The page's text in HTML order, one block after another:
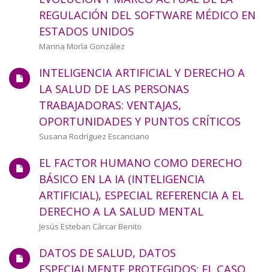
REGULACIÓN DEL SOFTWARE MÉDICO EN
ESTADOS UNIDOS
Autor/a
Marina Morla González
INTELIGENCIA ARTIFICIAL Y DERECHO A
LA SALUD DE LAS PERSONAS
TRABAJADORAS: VENTAJAS,
OPORTUNIDADES Y PUNTOS CRÍTICOS
Autor/a
Susana Rodríguez Escanciano
EL FACTOR HUMANO COMO DERECHO
BÁSICO EN LA IA (INTELIGENCIA
ARTIFICIAL), ESPECIAL REFERENCIA A EL
DERECHO A LA SALUD MENTAL
Autor/a
Jesús Esteban Cárcar Benito
DATOS DE SALUD, DATOS
ESPECIALMENTE PROTEGIDOS: EL CASO